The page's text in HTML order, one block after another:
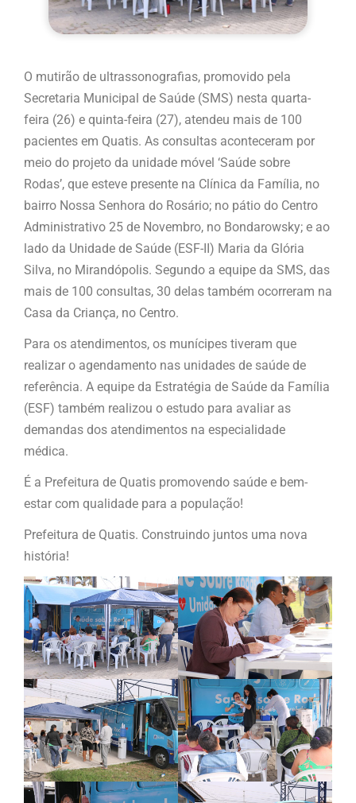
O mutirão de ultrassonografias, promovido pela
Secretaria Municipal de Saúde (SMS) nesta quarta-
feira (26) e quinta-feira (27), atendeu mais de 100
pacientes em Quatis. As consultas aconteceram por
meio do projeto da unidade móvel ‘Saúde sobre
Rodas’, que esteve presente na Clínica da Família, no
bairro Nossa Senhora do Rosário; no pátio do Centro
Administrativo 25 de Novembro, no Bondarowsky; e ao
lado da Unidade de Saúde (ESF-II) Maria da Glória
Silva, no Mirandópolis. Segundo a equipe da SMS, das
mais de 100 consultas, 30 delas também ocorreram na
Casa da Criança, no Centro.
Para os atendimentos, os munícipes tiveram que
realizar o agendamento nas unidades de saúde de
referência. A equipe da Estratégia de Saúde da Família
(ESF) também realizou o estudo para avaliar as
demandas dos atendimentos na especialidade
médica.
É a Prefeitura de Quatis promovendo saúde e bem-
estar com qualidade para a população!
Prefeitura de Quatis. Construindo juntos uma nova
história!